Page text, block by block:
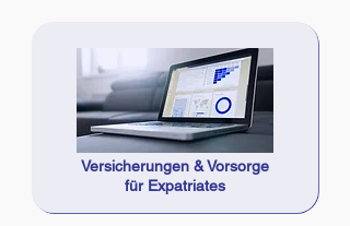
Versicherungen & Vorsorge
für Expatriates